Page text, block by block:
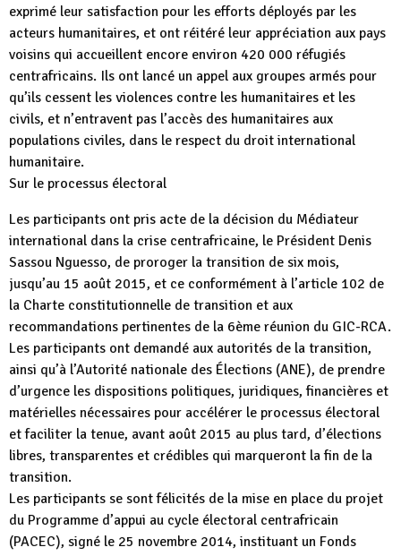
exprimé leur satisfaction pour les efforts déployés par les
acteurs humanitaires, et ont réitéré leur appréciation aux pays
voisins qui accueillent encore environ 420 000 réfugiés
centrafricains. Ils ont lancé un appel aux groupes armés pour
qu’ils cessent les violences contre les humanitaires et les
civils, et n’entravent pas l’accès des humanitaires aux
populations civiles, dans le respect du droit international
humanitaire.
Sur le processus électoral
Les participants ont pris acte de la décision du Médiateur
international dans la crise centrafricaine, le Président Denis
Sassou Nguesso, de proroger la transition de six mois,
jusqu’au 15 août 2015, et ce conformément à l’article 102 de
la Charte constitutionnelle de transition et aux
recommandations pertinentes de la 6ème réunion du GIC-RCA.
Les participants ont demandé aux autorités de la transition,
ainsi qu’à l’Autorité nationale des Élections (ANE), de prendre
d’urgence les dispositions politiques, juridiques, financières et
matérielles nécessaires pour accélérer le processus électoral
et faciliter la tenue, avant août 2015 au plus tard, d’élections
libres, transparentes et crédibles qui marqueront la fin de la
transition.
Les participants se sont félicités de la mise en place du projet
du Programme d’appui au cycle électoral centrafricain
(PACEC), signé le 25 novembre 2014, instituant un Fonds